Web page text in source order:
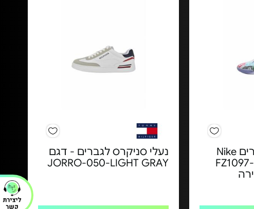
נעלי כדורסל לגברים Nike
LeBron 22 - דגם FZ1097-
נעלי סניקרס לגברים - דגם
JORRO-050-LIGHT GRAY